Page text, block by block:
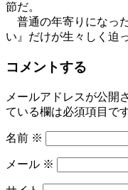
節だ。
普通の年寄りになっ
い』だけが生々しく迫
コメントする
メールアドレスが公開
ている欄は必須項目で
名前 ※
メール ※